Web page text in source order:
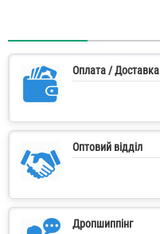
Оплата / Доставка
Оптовий відділ
Дропшиппінг